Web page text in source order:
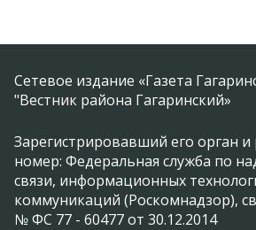
Сетевое издание «Газета
"Вестник района Гагаринский»
Зарегистрировавший его орган
номер: Федеральная служба по
связи, информационных
коммуникаций (Роскомнадзор),
№ ФС 77 - 60477 от 30.12.2014